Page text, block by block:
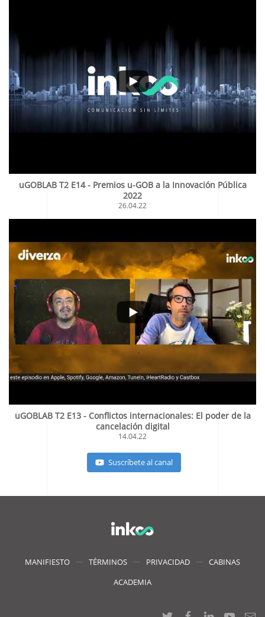
uGOBLAB T2 E14 - Premios u-GOB a la Innovación Pública
2022
26.04.22
uGOBLAB T2 E13 - Conflictos internacionales: El poder de la
cancelación digital
14.04.22
Suscríbete al canal
MANIFIESTO TÉRMINOS PRIVACIDAD
CABINAS
ACADEMIA